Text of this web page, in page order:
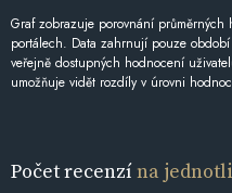
Graf zobrazuje porovnání
portálech. Data zahrnují pouze
veřejně dostupných hodnocení
umožňuje vidět rozdíly v úrovni
Počet recenzína